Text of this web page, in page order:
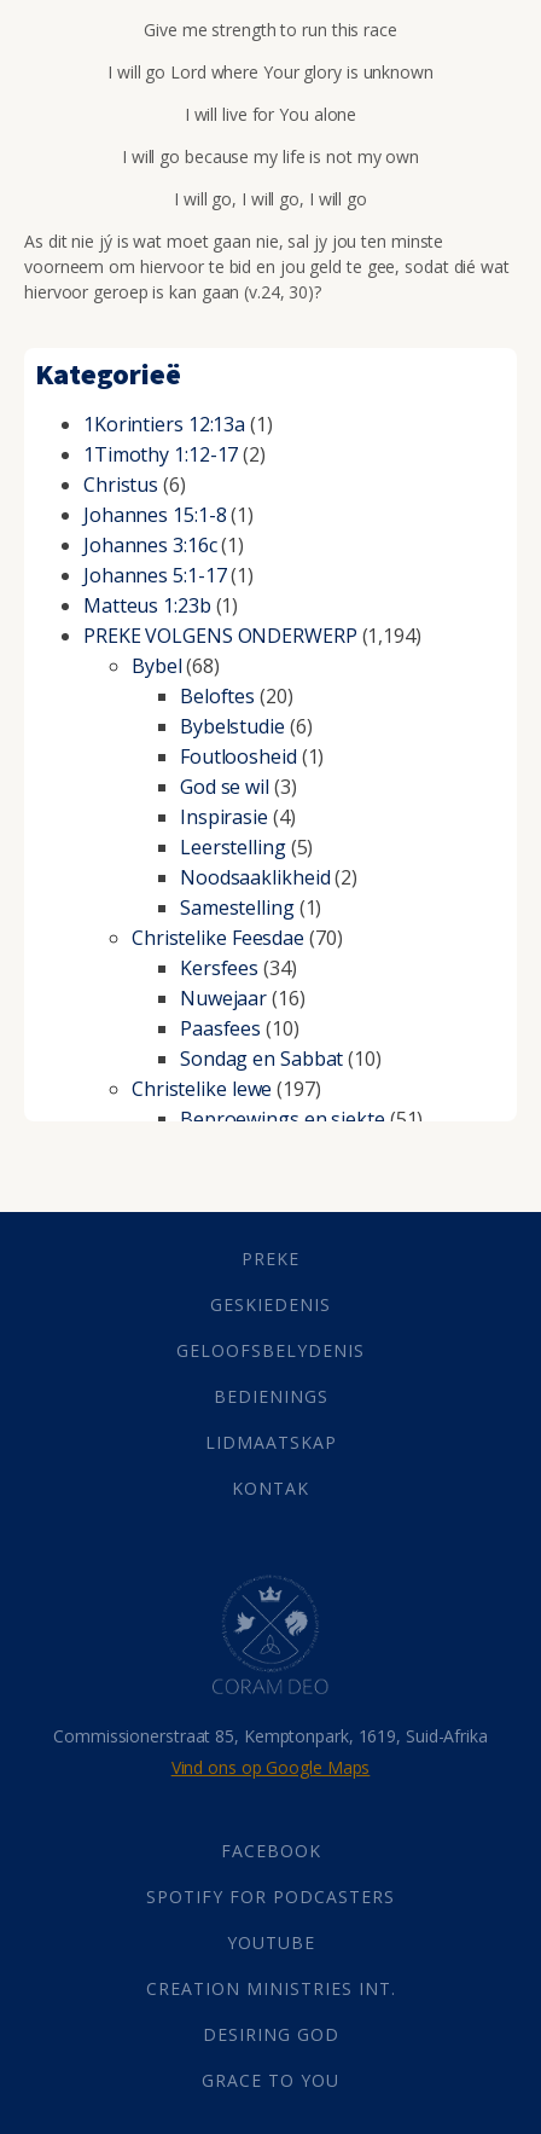
Give me strength to run this race
I will go Lord where Your glory is unknown
I will live for You alone
I will go because my life is not my own
I will go, I will go, I will go
As dit nie jý is wat moet gaan nie, sal jy jou ten minste
voorneem om hiervoor te bid en jou geld te gee, sodat dié wat
hiervoor geroep is kan gaan (v.24, 30)?
Kategorieë
1Korintiers 12:13a (1)
1Timothy 1:12-17(2)
Christus (6)
Johannes 15:1-8(1)
Johannes 3:16c(1)
Johannes 5:1-17(1)
Matteus 1:23b (1)
PREKE VOLGENS ONDERWERP (1,194)
Bybel(68)
Beloftes (20)
Bybelstudie (6)
Foutloosheid (1)
God se wil (3)
Inspirasie (4)
Leerstelling(5)
Noodsaaklikheid(2)
Samestelling(1)
Christelike Feesdae (70)
Kersfees (34)
Nuwejaar(16)
Paasfees (10)
Sondag en Sabbat(10)
Christelike lewe (197)
Beproewings en siekte (51)
Geestelike Groei(10)
(21)
Grys Areas(4)
Lewensdoel(3)
Selfondersoek(1)
Werk(22)
(142)
Hemel (31)
Israel (14)
Millennium(1)
Oordeelsdag(19)
Verheerlikte liggaam
Wederkoms
(27)
Gebed(87)
Die Onse Vader(12)
God(392)
Afgode(23)
Almag(1)
Alomteenwoordig
Alwetendheid (1)
PREKE
GESKIEDENIS
GELOOFSBELYDENIS
BEDIENINGS
LIDMAATSKAP
KONTAK
Commissionerstraat 85, Kemptonpark, 1619, Suid-Afrika
Vind ons op Google Maps
FACEBOOK
SPOTIFY FOR PODCASTERS
YOUTUBE
CREATION MINISTRIES INT.
DESIRING GOD
GRACE TO YOU